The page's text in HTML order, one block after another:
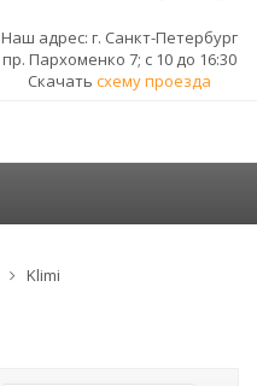
Наш адрес: г. Санкт-Петербург
пр. Пархоменко 7; с 10 до 16:30
Скачать схему проезда
Klimi